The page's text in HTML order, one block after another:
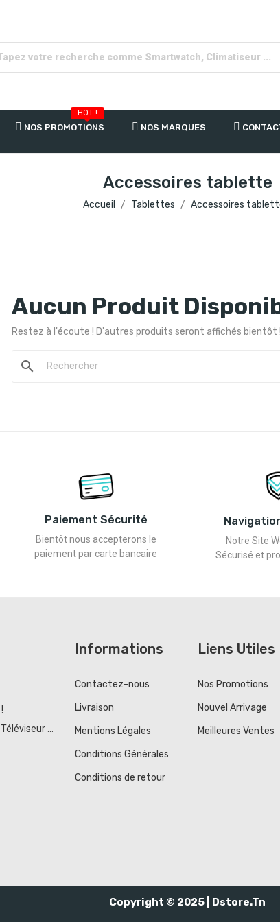
NOS PROMOTIONS
HOT !
NOS MARQUES
Accessoires tablette
Accueil Tablettes Accessoires
Aucun Produit
Restez à l'écoute ! D'autres produits seront affichés bientôt !
search
Paiement Sécurité
Bientôt nous accepterons le
paiement par carte bancaire
Notre Site
Sécurisé et
...
Informations
Contactez-nous
Livraison
Mentions Légales
Conditions Générales
Conditions de retour
Liens Utiles
Nos Promotions
Nouvel Arrivage
Meilleures Ventes
Copyright © 2025 | Dstore.tn